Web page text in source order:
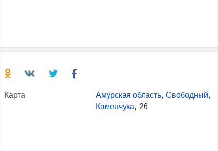
Кар­та Амурская область, Свободный,
Каменчука, 26